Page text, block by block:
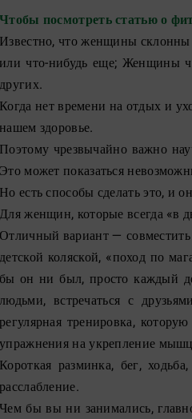
Чтобы посмотреть статью о
Известно, что женщины склонны
или что-нибудь еще; Женщины
других.
Когда нет времени на отдых и
нашем здоровье.
Поэтому чрезвычайно важно
Это может показаться
Но есть способы сделать это, и
Для женщин, которые всегда «в
Отличный вариант — совместить
детской коляской, «поход по
бы он ни был, просто каждый
людьми, встречаться с
регулярная тренировка,
упражнения на укрепление
Короткая разминка, бег,
расслабление.
Чем бы вы ни занимались,